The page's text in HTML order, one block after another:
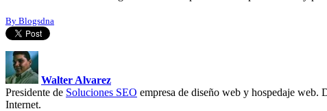
By Blogsdna
Walter Alvarez
Presidente de Soluciones SEO empresa de diseño web y hospedaje web.
Internet.